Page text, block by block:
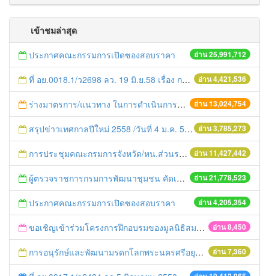
เข้าชมล่าสุด
อ่าน 25,991,712
ประกาศคณะกรรมการเปิดซองสอบราคา
อ่าน 4,421,536
ที่ อย.0018.1/ว2698 ลว. 19 มิ.ย.58 เรื่อง การแก้ไขปัญหาหนี้สินให้แก่เกษตรกร
อ่าน 13,024,754
ร่างมาตรการ/แนวทาง ในการดำเนินการประกอบการตรวจราชการแบบบูรณาการ
อ่าน 3,785,273
สรุปข่าวเทศกาลปีใหม่ 2558 /วันที่ 4 ม.ค. 58
อ่าน 11,427,442
การประชุมคณะกรมการจังหวัด/หน.ส่วนราชการประจำเดือน มิถุนายน 2558
อ่าน 21,778,523
ผู้ตรวจราชการกรมการพัฒนาชุมชน คัดเลือกข้าราชการและลูกจ้างดีเด่น และหน่วยงานพัฒนาชุมชนใสสะอาด ประจำปี ๒๕๕๔
อ่าน 4,205,354
ประกาศคณะกรรมการเปิดซองสอบราคา
อ่าน 8,450
ขอเชิญเข้าร่วมโครงการฝึกอบรมของมูลนิธิสมาคมนักเรียนทุนรัฐบาลไทย
อ่าน 7,360
การอนุรักษ์และพัฒนามรดกโลกพระนครศรีอยุธยาและเมืองบริวาร